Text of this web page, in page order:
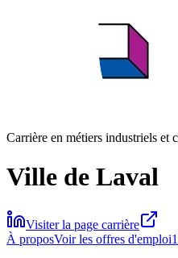
Carrière en métiers industriels et
Ville de Laval
Visiter la page carrière
À proposVoir les offres d'emploi